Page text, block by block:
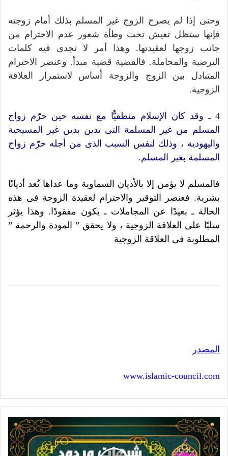
وحتى إذا لم يصرح الزوج غير المسلم بذلك أمام زوجته
فإنها ستظل تعيش تحت وطأة شعور عدم الاحترام من
جانب زوجها لعقيدتها. وهذا أمر لا تجدى فيه كلمات
الترضية والمجاملة. فالقضية قضية مبدأ. وعنصر الاحترام
المتبادل بين الزوج والزوجة أساس لاستمرار العلاقة
الزوجية.
4 ـ
وقد كان الإسلام منطقيًّا مع نفسه حين حرّم زواج
المسلم من غير المسلمة التى تدين بدين غير المسيحية
واليهودية ، وذلك لنفس السبب الذى من أجله حرّم زواج
المسلمة بغير المسلم.
فالمسلم لا يؤمن إلا بالأديان السماوية وما عداها تُعد أديانًا
بشرية. فعنصر التوقير والاحترام لعقيدة الزوجة فى هذه
الحالة ـ بعيدًا عن المجاملات ـ يكون مفقودًا. وهذا يؤثر
سلبًا على العلاقة الزوجية ، ولا يحقق ” المودة والرحمة ”
المطلوبة فى العلاقة الزوجية
المصدر
www.islamic-council.com